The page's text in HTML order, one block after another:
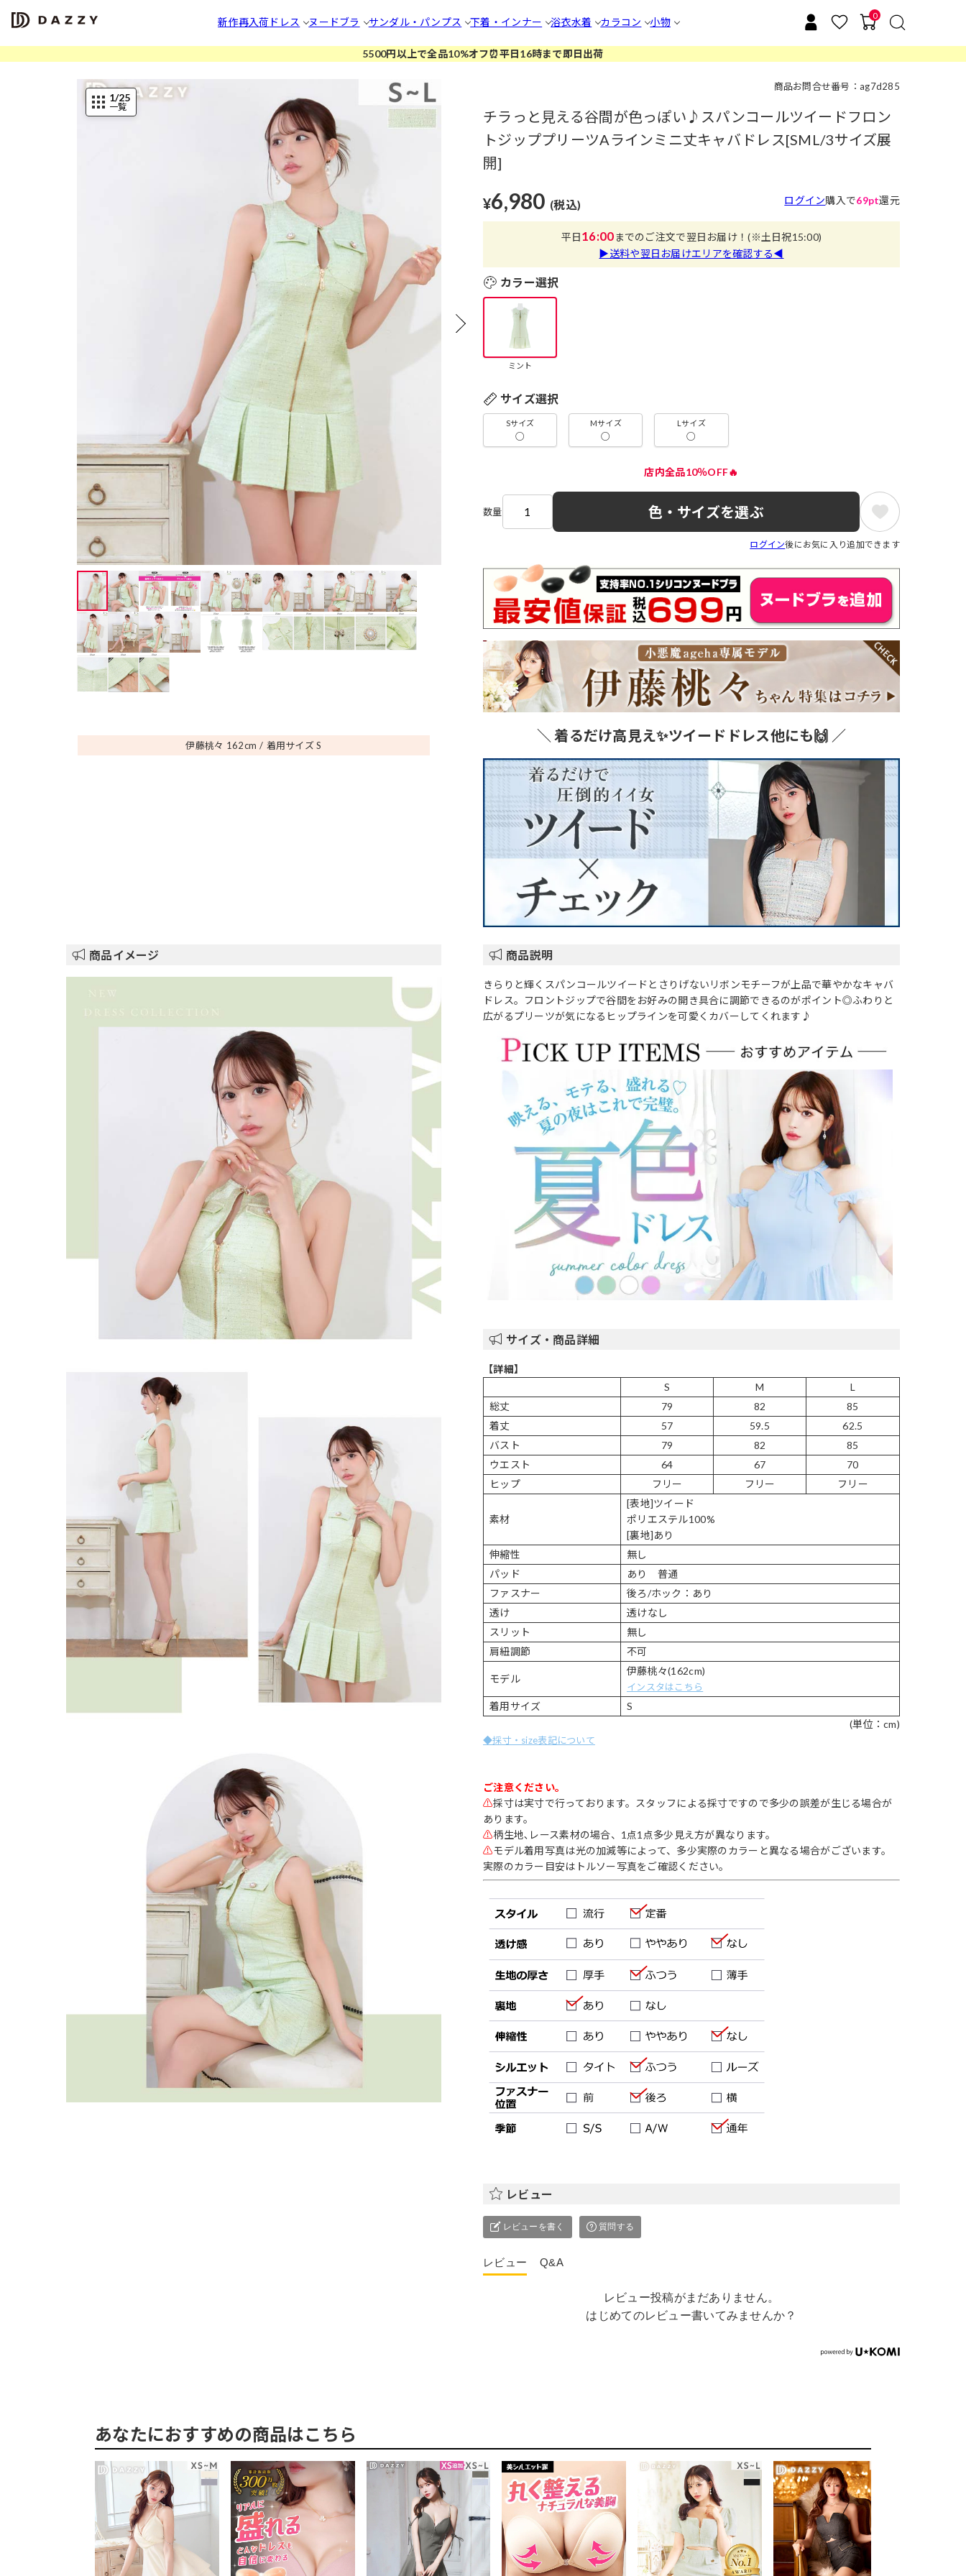
新作再入荷 ドレス ヌードブラ サンダル・パンプス 下着・インナー 浴衣水着 カラコン 小物
0
5500円以上で全品10%オフ⏰平日16時まで即日出荷
1/25
一覧
伊藤桃々 162cm 着用サイズ S
商品お問合せ番号：ag7d285
チラっと見える谷間が色っぽい♪スパンコールツイードフロン
トジッププリーツAラインミニ丈キャバドレス[SML/3サイズ展
開]
¥6,980 (税込) ログイン購入で69pt還元
平日16:00までのご注文で翌日お届け！(※土日祝15:00)
▶送料や翌日お届けエリアを確認する◀
カラー選択
ミント
サイズ選択
Sサイズ
○
Mサイズ
○
Lサイズ
○
店内全品10％OFF🔥
数量 色・サイズを選ぶ
ログイン後にお気に入り追加できます
＼ 着るだけ高見え✨ツイードドレス他にも🙌 ／
商品イメージ 商品説明
きらりと輝くスパンコールツイードとさりげないリボンモチーフが上品で華やかなキャバ
ドレス。フロントジップで谷間をお好みの開き具合に調節できるのがポイント◎ふわりと
広がるプリーツが気になるヒップラインを可愛くカバーしてくれます♪
サイズ・商品詳細
【詳細】
S
M
L
総丈
79 82
85
着丈
57 59.5
62.5
バスト
79 82
85
ウエスト
64 67
70
ヒップ
フリー フリー フリー
素材
[表地]ツイード
ポリエステル100%
[裏地]あり
伸縮性
無し
パッド
あり 普通
ファスナー
後ろ/ホック：あり
透け
透けなし
スリット
無し
肩紐調節
不可
モデル
伊藤桃々(162cm)
インスタはこちら
着用サイズ
S
(単位：cm)
◆採寸・size表記について
ご注意ください。
⚠採寸は実寸で行っております。スタッフによる採寸ですので多少の誤差が生じる場合が
あります。
⚠柄生地､レース素材の場合、1点1点多少見え方が異なります。
⚠モデル着用写真は光の加減等によって、多少実際のカラーと異なる場合がございます。
実際のカラー目安はトルソー写真をご確認ください。
レビュー
レビューを書く 質問する
レビュー Q&A
レビュー投稿がまだありません。
はじめてのレビュー書いてみませんか？
あなたにおすすめの商品はこちら